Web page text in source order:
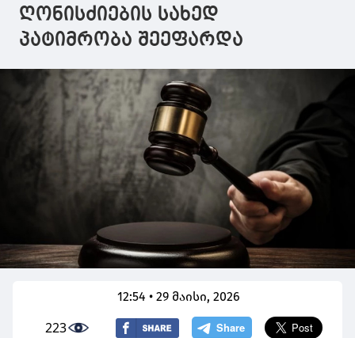
ღონისძიების სახედ
პატიმრობა შეეფარდა
12:54 • 29 მაისი, 2026
223